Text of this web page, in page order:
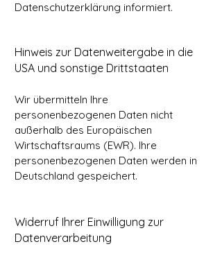
Datenschutzerklärung informiert.
Hinweis zur Datenweitergabe in die
USA und sonstige Drittstaaten
Wir übermitteln Ihre
personenbezogenen Daten nicht
außerhalb des Europäischen
Wirtschaftsraums (EWR). Ihre
personenbezogenen Daten werden in
Deutschland gespeichert.
Widerruf Ihrer Einwilligung zur
Datenverarbeitung